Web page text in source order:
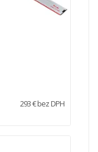
293 € bez DPH